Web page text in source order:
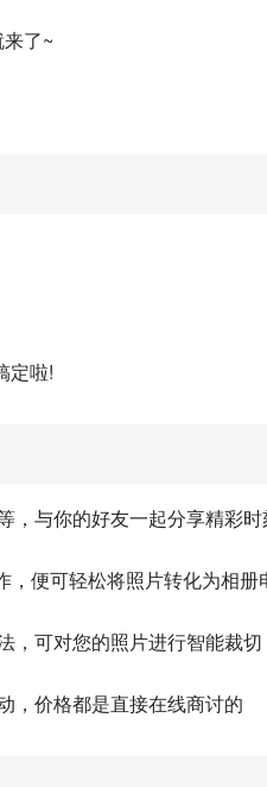
了~
定啦!
，与你的好友一起分享精彩时
，便可轻松将照片转化为相册
，可对您的照片进行智能裁
，价格都是直接在线商讨的